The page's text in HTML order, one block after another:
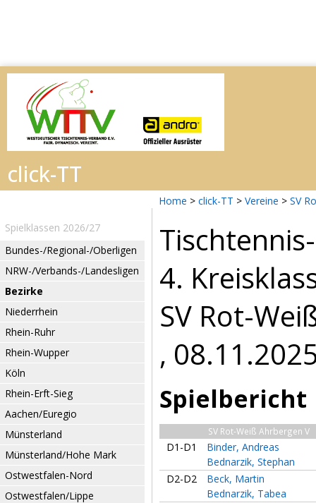
Home > click-TT > Vereine > SV
Spielklassen 2026/27
Bundes-/Regional-/Oberligen
NRW-/Verbands-/Landesligen
Bezirke
Niederrhein
Rhein-Ruhr
Rhein-Wupper
Köln
Rhein-Erft-Sieg
Aachen/Euregio
Münsterland
Münsterland/Hohe Mark
Ostwestfalen-Nord
Ostwestfalen/Lippe
4.
SV Rot-
,
Spielbericht
SV Rot-Weiß Ahrbergen V
D1-D1
Binder, Andreas
Bednarzik, Stephan
D2-D2
Beck, Martin
Bednarzik, Tabea